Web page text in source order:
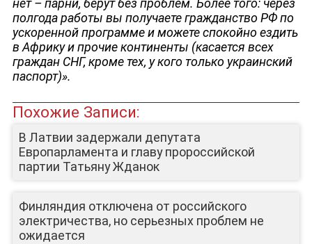
полгода работы вы получаете гражданство РФ по
ускоренной программе и можете спокойно ездить
в Африку и прочие континенты (касается всех
граждан СНГ, кроме тех, у кого только украинский
паспорт)».
Похожие Записи:
В Латвии задержали депутата
Европарламента и главу пророссийской
партии Татьяну Жданок
Финляндия отключена от российского
электричества, но серьезных проблем не
ожидается